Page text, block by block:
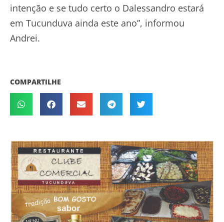
intenção e se tudo certo o Dalessandro estará
em Tucunduva ainda este ano”, informou
Andrei.
COMPARTILHE